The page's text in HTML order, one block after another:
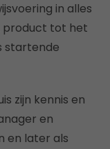
in alles
product tot het
startende
zijn kennis en
en
en later als